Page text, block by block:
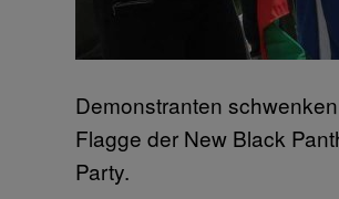
Demonstranten
Flagge der New Black
Party.